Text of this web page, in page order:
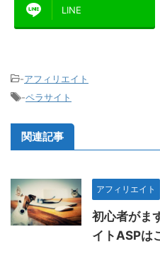
LINE
-アフィリエイト
-ペラサイト
関連記事
アフィリエイト
初心者がま
イトASPは